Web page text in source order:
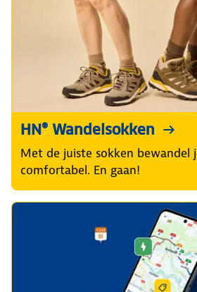
HN® Wandelsokken
Met de juiste sokken bewandel
comfortabel. En gaan!